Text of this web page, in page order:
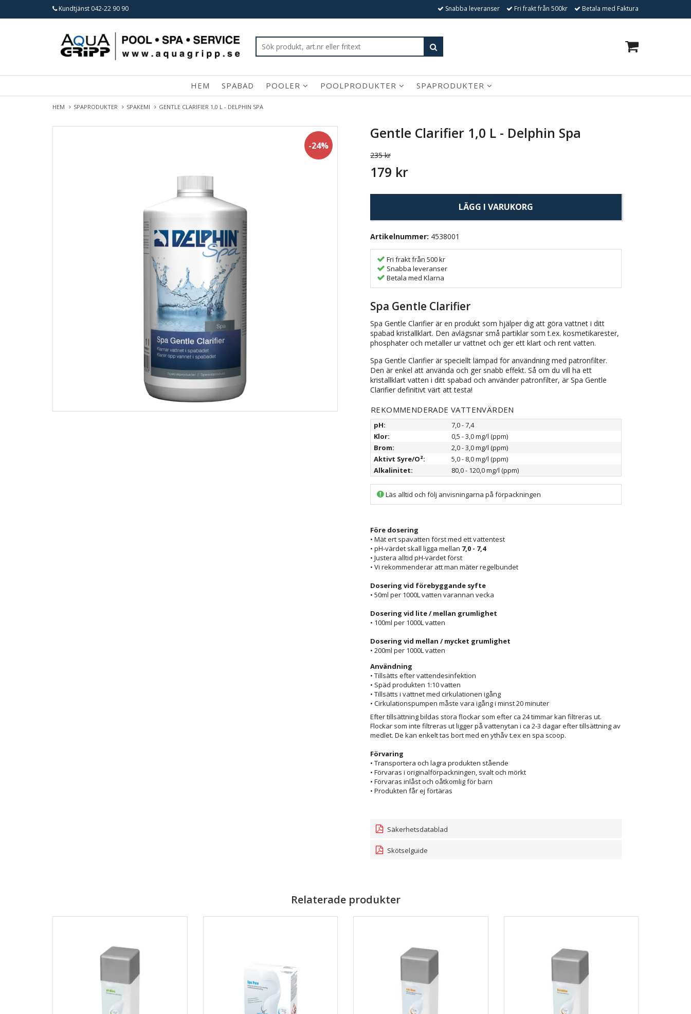
Kundtjänst 042-22 90 90 Snabba leveranser Fri frakt från 500kr Betala med Faktura
0
HEM SPABAD POOLER POOLPRODUKTER SPAPRODUKTER
HEM SPAPRODUKTER SPAKEMI GENTLE CLARIFIER 1,0 L - DELPHIN SPA
-24%
Gentle Clarifier 1,0 L - Delphin Spa
235 kr
179 kr
LÄGG I VARUKORG
Artikelnummer: 4538001
Fri frakt från 500 kr
Snabba leveranser
Betala med Klarna
Spa Gentle Clarifier
Spa Gentle Clarifier är en produkt som hjälper dig att göra vattnet i ditt
spabad kristallklart. Den avlägsnar små partiklar som t.ex. kosmetikarester,
phosphater och metaller ur vattnet och ger ett klart och rent vatten.
Spa Gentle Clarifier är speciellt lämpad för användning med patronfilter.
Den är enkel att använda och ger snabb effekt. Så om du vill ha ett
kristallklart vatten i ditt spabad och använder patronfilter, är Spa Gentle
Clarifier definitivt värt att testa!
REKOMMENDERADE VATTENVÄRDEN
pH:
7,0 - 7,4
Klor:
0,5 - 3,0 mg/l (ppm)
Brom:
2,0 - 3,0 mg/l (ppm)
Aktivt Syre/O²:
5,0 - 8,0 mg/l (ppm)
Alkalinitet:
80,0 - 120,0 mg/l (ppm)
Läs alltid och följ anvisningarna på förpackningen
Före dosering
• Mät ert spavatten först med ett vattentest
• pH-värdet skall ligga mellan 7,0 - 7,4
• Justera alltid pH-värdet först
• Vi rekommenderar att man mäter regelbundet
Dosering vid förebyggande syfte
• 50ml per 1000L vatten varannan vecka
Dosering vid lite / mellan grumlighet
• 100ml per 1000L vatten
Dosering vid mellan / mycket grumlighet
• 200ml per 1000L vatten
Användning
• Tillsätts efter vattendesinfektion
• Späd produkten 1:10 vatten
• Tillsätts i vattnet med cirkulationen igång
• Cirkulationspumpen måste vara igång i minst 20 minuter
Efter tillsättning bildas stora flockar som efter ca 24 timmar kan filtreras ut.
Flockar som inte filtreras ut ligger på vattenytan i ca 2-3 dagar efter tillsättning av
medlet. De kan enkelt tas bort med en ythåv t.ex en spa scoop.
Förvaring
• Transportera och lagra produkten stående
• Förvaras i originalförpackningen, svalt och mörkt
• Förvaras inlåst och oåtkomlig för barn
• Produkten får ej förtäras
Säkerhetsdatablad
Skötselguide
Relaterade produkter